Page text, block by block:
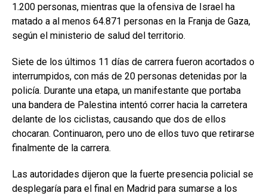
1.200 personas, mientras que la ofensiva de Israel ha
matado a al menos 64.871 personas en la Franja de Gaza,
según el ministerio de salud del territorio.
Siete de los últimos 11 días de carrera fueron acortados o
interrumpidos, con más de 20 personas detenidas por la
policía. Durante una etapa, un manifestante que portaba
una bandera de Palestina intentó correr hacia la carretera
delante de los ciclistas, causando que dos de ellos
chocaran. Continuaron, pero uno de ellos tuvo que retirarse
finalmente de la carrera.
Las autoridades dijeron que la fuerte presencia policial se
desplegaría para el final en Madrid para sumarse a los